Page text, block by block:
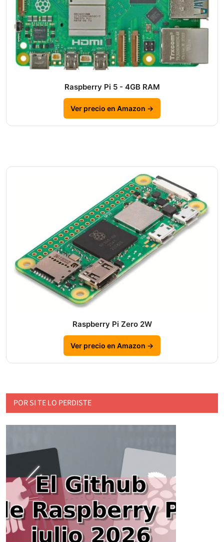
Raspberry Pi 5 - 4GB RAM
Ver precio en Amazon →
Raspberry Pi Zero 2W
Ver precio en Amazon →
POR SI TE LO PERDISTE